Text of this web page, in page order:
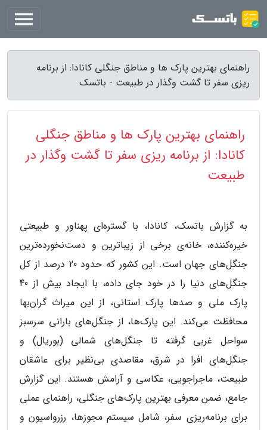
راهنمای بهترین پارک ها و مناطق جنگلی کانادا: از برنامه
ریزی سفر تا گشت وگذار در طبیعت - باتسک
راهنمای بهترین پارک ها و مناطق جنگلی
کانادا: از برنامه ریزی سفر تا گشت وگذار در
طبیعت
به گزارش باتسک، کانادا، با گستره‌ای پهناور و طبیعتی
خیره‌کننده، خانه‌ی برخی از زیباترین و دست‌نخورده‌ترین
جنگل‌های جهان است. این کشور که حدود 20 درصد از کل
جنگل‌های دنیا را در خود جای داده، با ایجاد بیش از 40
پارک ملی و صدها پارک استانی، از این میراث گران‌بها
محافظت می‌کند. این پارک‌ها، از جنگل‌های بارانی سرسبز
سواحل غربی گرفته تا جنگل‌های شمالی (بوریال) و
جنگل‌های افرا در شرق، مقاصدی بی‌نظیر برای عاشقان
طبیعت، ماجراجویی، عکاسی و آرامش هستند. این گزارش
جامع، ضمن معرفی بهترین پارک‌های جنگلی، راهنمای عملی
برای برنامه‌ریزی سفر، شامل سیستم مجوزها، رزرواسیون و